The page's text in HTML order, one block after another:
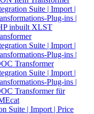
Suite | Import |
Plug-ins |
inbuilt XLST
Suite | Import |
Plug-ins |
Transformer
Suite | Import |
Plug-ins |
Transformer für
Suite | Import | Price